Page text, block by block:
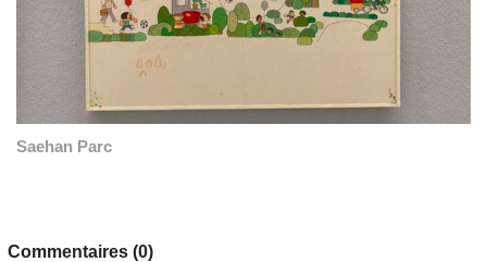
Saehan Parc
Commentaires (0)